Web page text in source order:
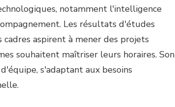
notamment l'intelligence
Les résultats d'études
aspirent à mener des projets
souhaitent maîtriser leurs horaires. Son
s'adaptant aux besoins